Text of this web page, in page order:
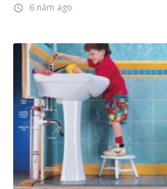
access_time 6 năm ago